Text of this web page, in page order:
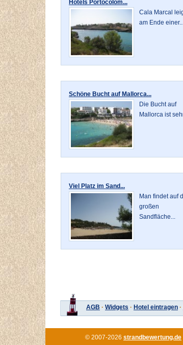
Hotels Portocolom...
Cala Marcal
am Ende
Schöne Bucht auf Mallorca...
Die Bucht auf
Mallorca ist
Viel Platz im Sand...
Man findet auf
großen
Sandfläche...
AGB · Widgets · Hotel eintragen ·
© 2007-2026 strandbewertung.de